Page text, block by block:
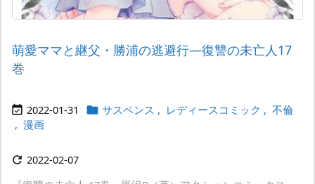
萌愛ママと継父・勝浦の逃避行―復讐の未亡人17
巻
 2022-01-31  サスペンス , レディースコミック , 不倫
, 漫画
 2022-02-07